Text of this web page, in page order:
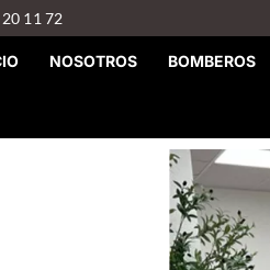
11 72
NOSOTROS BOMBEROS